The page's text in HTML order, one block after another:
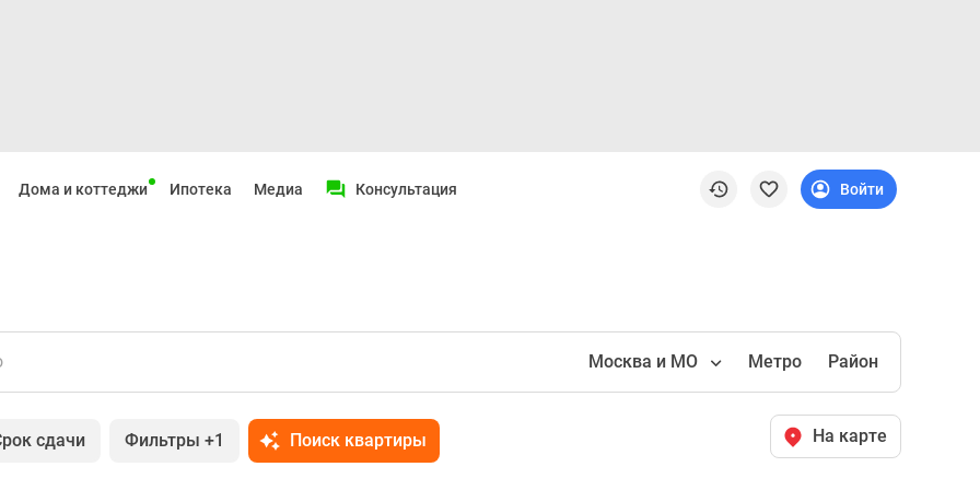
Дома и коттеджи Ипотека Медиа Консультация Войти
Москва и МО Метро Район
сдачи Фильтры +1 Поиск квартиры На карте